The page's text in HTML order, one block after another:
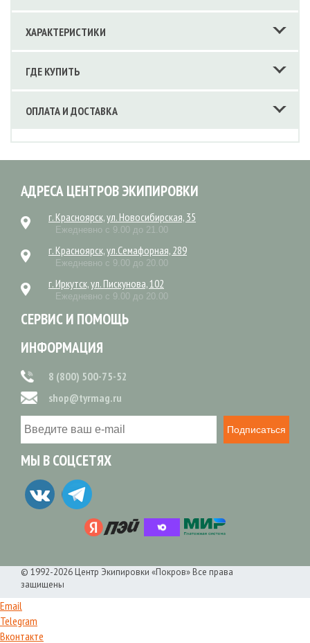
ХАРАКТЕРИСТИКИ
ГДЕ КУПИТЬ
ОПЛАТА И ДОСТАВКА
АДРЕСА ЦЕНТРОВ ЭКИПИРОВКИ
г. Красноярск, ул. Новосибирская, 35
Ежедневно с 9.00 до 21.00
г. Красноярск, ул.Семафорная, 289
Ежедневно с 9.00 до 20.00
г. Иркутск, ул. Пискунова, 102
Ежедневно с 9.00 до 20.00
СЕРВИС И ПОМОЩЬ
ИНФОРМАЦИЯ
8 (800) 500-75-52
shop@tyrmag.ru
Подписаться
МЫ В СОЦСЕТЯХ
© 1992-2026 Центр Экипировки «Покров» Все права
защищены
Email
Telegram
Вконтакте